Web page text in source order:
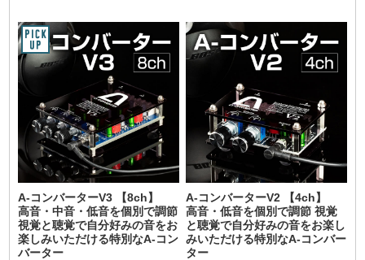
A-コンバーターV3 【8ch】
高音・中音・低音を個別で調節
視覚と聴覚で自分好みの音をお
楽しみいただける特別なA-コン
バーター
A-コンバーターV2 【4ch】
高音・低音を個別で調節 視覚
と聴覚で自分好みの音をお楽し
みいただける特別なA-コンバー
ター